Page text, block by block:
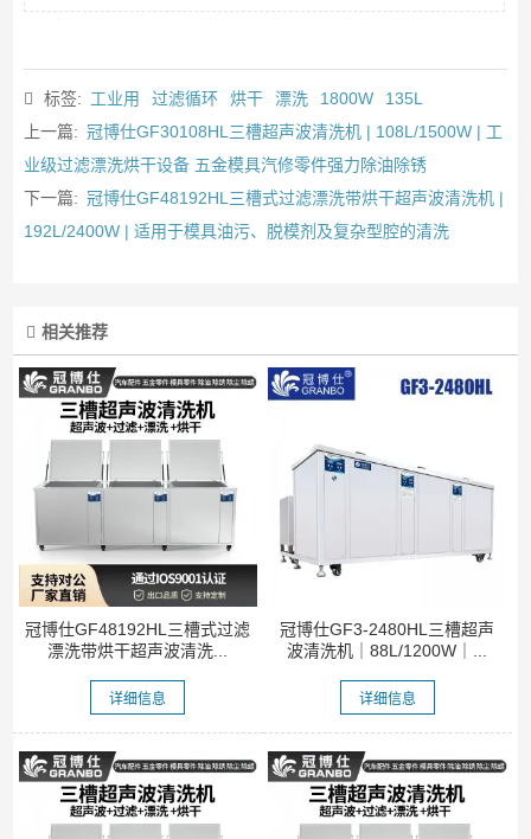
标签: 工业用 过滤循环 烘干 漂洗 1800W
135L
上一篇: 冠博仕GF30108HL三槽超声波清洗机 | 108L/1500W | 工
业级过滤漂洗烘干设备 五金模具汽修零件强力除油除锈
下一篇: 冠博仕GF48192HL三槽式过滤漂洗带烘干超声波清洗机 |
192L/2400W | 适用于模具油污、脱模剂及复杂型腔的清洗
相关推荐
冠博仕GF48192HL三槽式过滤
漂洗带烘干超声波清洗...
详细信息
冠博仕GF3-2480HL三槽超声
波清洗机｜88L/1200W｜...
详细信息